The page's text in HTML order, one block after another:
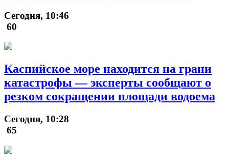
Сегодня, 10:46
60
Каспийское море находится на грани
катастрофы — эксперты сообщают о
резком сокращении площади водоема
Сегодня, 10:28
65